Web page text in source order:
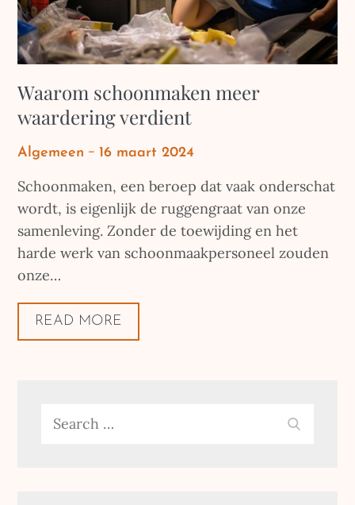
Waarom schoonmaken meer
waardering verdient
Algemeen
Posted
16 maart 2024
Schoonmaken, een beroep dat vaak onderschat
wordt, is eigenlijk de ruggengraat van onze
samenleving. Zonder de toewijding en het
harde werk van schoonmaakpersoneel zouden
onze…
READ MORE
for: